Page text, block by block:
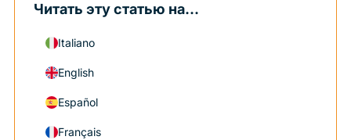
Читать эту статью на...
Italiano
English
Español
Français